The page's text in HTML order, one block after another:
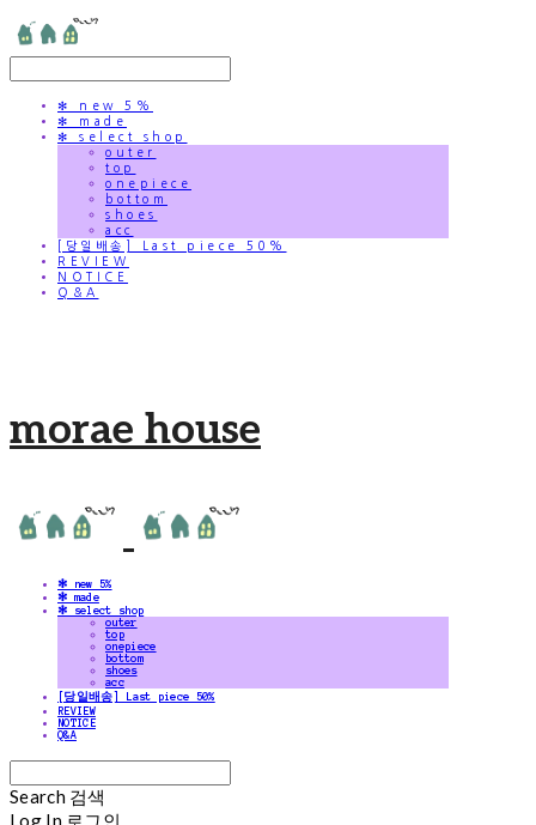
✻ new 5%
✻ made
✻ select shop
outer
top
onepiece
bottom
shoes
acc
[당일배송] Last piece 50%
REVIEW
NOTICE
Q&A
morae house
✻ new 5%
✻ made
✻ select shop
outer
top
onepiece
bottom
shoes
acc
[당일배송] Last piece 50%
REVIEW
NOTICE
Q&A
Search 검색
Log In 로그인